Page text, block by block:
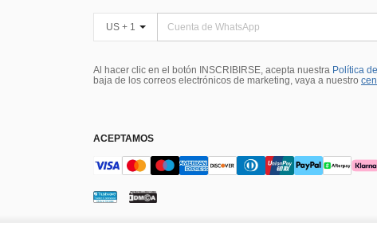
US + 1
Al hacer clic en el botón INSCRIBIRSE, acepta nuestra Política
baja de los correos electrónicos de marketing, vaya a nuestro
ACEPTAMOS